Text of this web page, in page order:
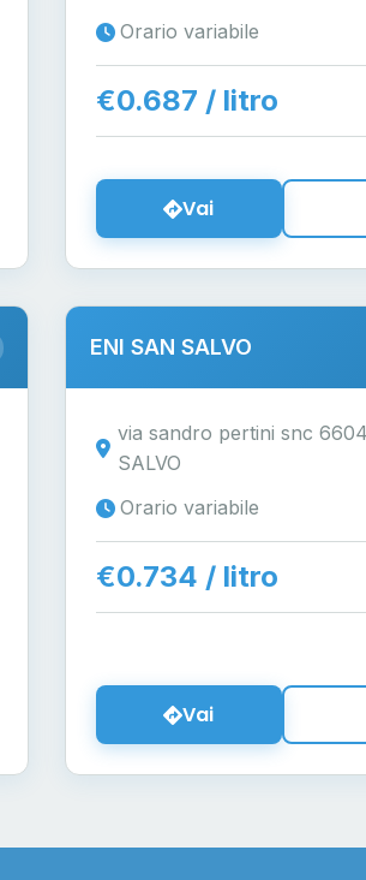
Orario variabile
€0.687 / litro
Vai
ENI SAN SALVO
via sandro pertini snc
SALVO
Orario variabile
€0.734 / litro
Vai